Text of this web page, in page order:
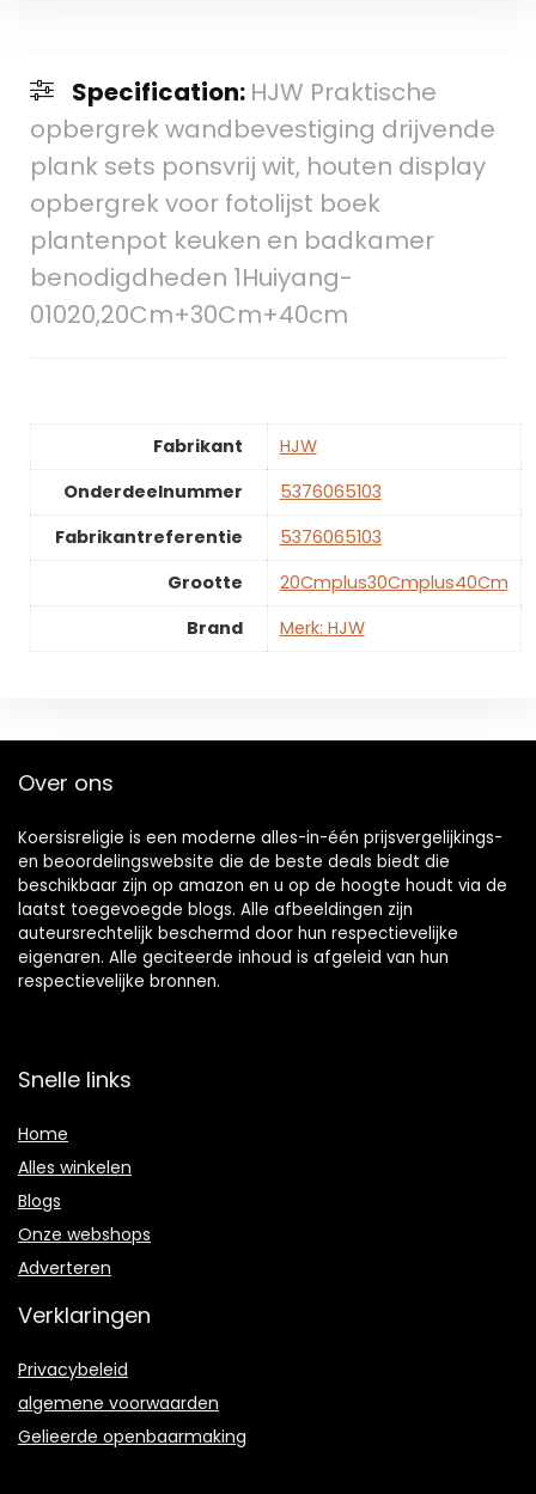
Specification: HJW Praktische
opbergrek wandbevestiging drijvende
plank sets ponsvrij wit, houten display
opbergrek voor fotolijst boek
plantenpot keuken en badkamer
benodigdheden 1Huiyang-
01020,20Cm+30Cm+40cm
Fabrikant
‎HJW
Onderdeelnummer
‎5376065103
Fabrikantreferentie
‎5376065103
Grootte
‎20Cmplus30Cmplus40Cm
Brand
Merk: HJW
Over ons
Koersisreligie is een moderne alles-in-één prijsvergelijkings-
en beoordelingswebsite die de beste deals biedt die
beschikbaar zijn op amazon en u op de hoogte houdt via de
laatst toegevoegde blogs. Alle afbeeldingen zijn
auteursrechtelijk beschermd door hun respectievelijke
eigenaren. Alle geciteerde inhoud is afgeleid van hun
respectievelijke bronnen.
Snelle links
Home
Alles winkelen
Blogs
Onze webshops
Adverteren
Verklaringen
Privacybeleid
algemene voorwaarden
Gelieerde openbaarmaking